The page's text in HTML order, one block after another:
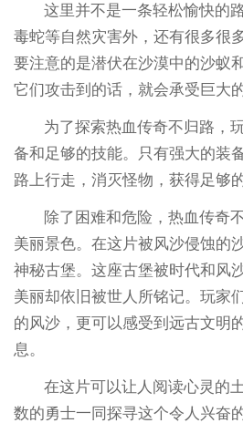
这里并不是一条轻松愉快的
毒蛇等自然灾害外，还有很多很
要注意的是潜伏在沙漠中的沙蚁
它们攻击到的话，就会承受巨大
为了探索热血传奇不归路，
备和足够的技能。只有强大的装
路上行走，消灭怪物，获得足够
除了困难和危险，热血传奇
美丽景色。在这片被风沙侵蚀的
神秘古堡。这座古堡被时代和风
美丽却依旧被世人所铭记。玩家
的风沙，更可以感受到远古文明
息。
在这片可以让人阅读心灵的
数的勇士一同探寻这个令人兴奋